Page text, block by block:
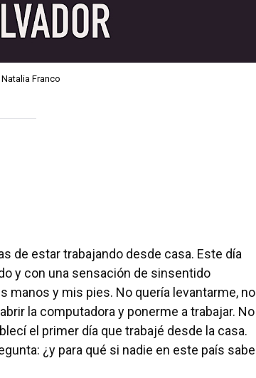
Franco
de estar trabajando desde casa. Este día
y con una sensación de sinsentido
manos y mis pies. No quería levantarme, no
la computadora y ponerme a trabajar. No
el primer día que trabajé desde la casa.
¿y para qué si nadie en este país sabe